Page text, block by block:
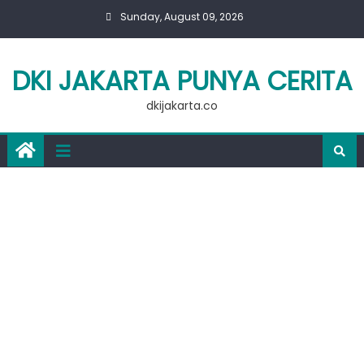
Sunday, August 09, 2026
DKI JAKARTA PUNYA CERITA
dkijakarta.co